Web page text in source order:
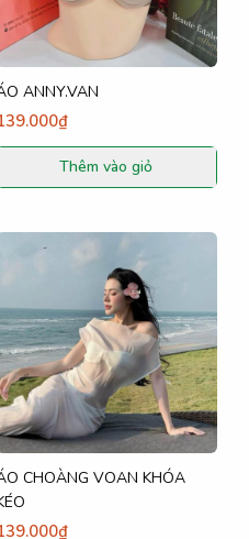
ANNY.VAN
Thêm vào giỏ
CHOÀNG VOAN KHÓA